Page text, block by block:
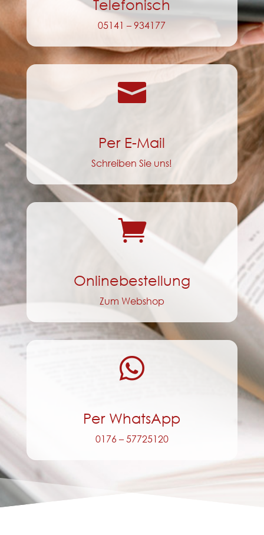
Telefonisch
05141 – 934177

Per E-Mail
Schreiben Sie uns!

Onlinebestellung
Zum Webshop

Per WhatsApp
0176 – 57725120